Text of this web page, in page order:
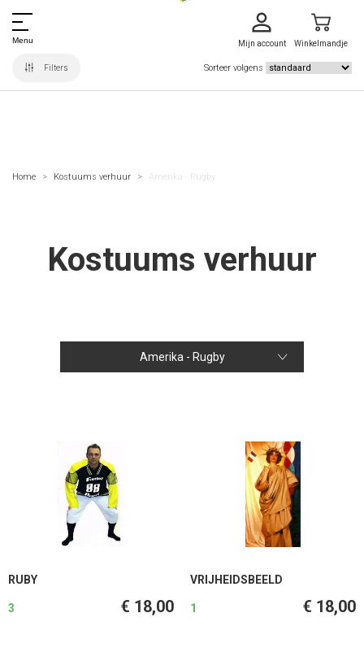
Menu Mijn account Winkelmandje
Filters Sorteer volgens
Home Kostuums verhuur Amerika - Rugby
Kostuums verhuur
Amerika - Rugby
RUBY
3 € 18,00
VRIJHEIDSBEELD
1 € 18,00